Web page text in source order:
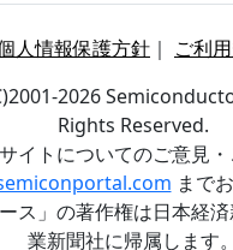
人情報保護方針 ｜ ご利
2026
Rights Reserved.
イトについてのご意見
まで
ース」の著作権は日本経
業新聞社に帰属します。